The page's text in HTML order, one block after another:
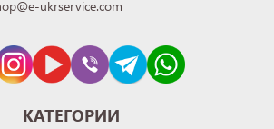
ukrservice.com
КАТЕГОРИИ